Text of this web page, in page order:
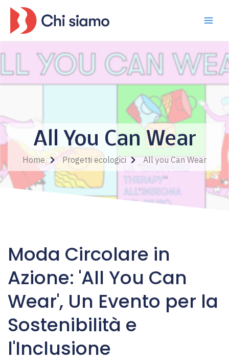
contenuto
All You Can Wear
Home Progetti ecologici All you Can Wear
Moda Circolare in
Azione: 'All You Can
Wear', Un Evento per la
Sostenibilità e
l'Inclusione